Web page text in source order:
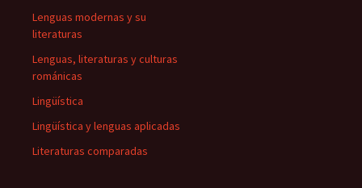
Lenguas modernas y su
literaturas
Lenguas, literaturas y culturas
románicas
Lingüística
Lingüística y lenguas aplicadas
Literaturas comparadas